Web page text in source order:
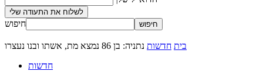
חיפוש
בית חדשות נתניה: בן 86 נמצא מת, אשתו ובנו נעצרו
חדשות